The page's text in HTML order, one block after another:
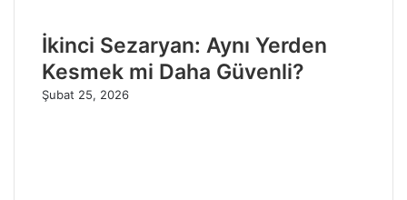
İkinci Sezaryan: Aynı Yerden
Kesmek mi Daha Güvenli?
Şubat 25, 2026